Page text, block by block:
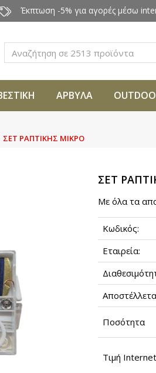
Έκπτωση -5% για αγορές μέσω
Αναζήτηση
ΑΡΒΥΛΑ
ΣΕΤ ΡΑΠΤΙΚΗΣ ΜΙΚΡΟ
ΣΕΤ
Με όλα τα
Κωδικός:
Εταιρεία:
Ποσότητα
Τιμή Internet